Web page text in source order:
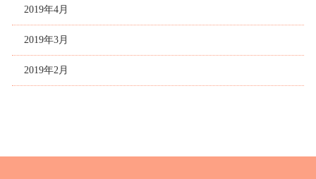
2019年4月
2019年3月
2019年2月